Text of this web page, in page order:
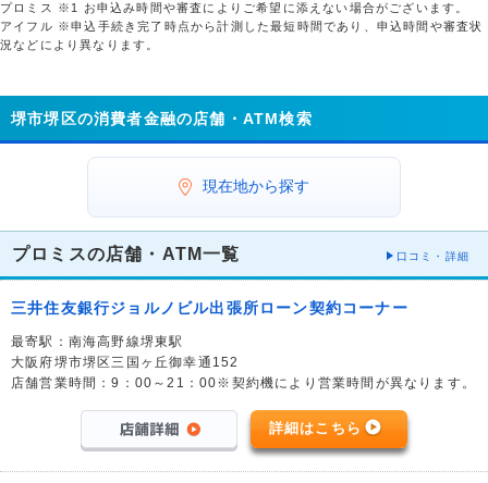
プロミス ※1 お申込み時間や審査によりご希望に添えない場合がございます。
アイフル ※申込手続き完了時点から計測した最短時間であり、申込時間や審査状
況などにより異なります。
堺市堺区の消費者金融の店舗・ATM検索
現在地から探す
プロミスの店舗・ATM一覧 口コミ・詳細
三井住友銀行ジョルノビル出張所ローン契約コーナー
最寄駅：南海高野線堺東駅
大阪府堺市堺区三国ヶ丘御幸通152
店舗営業時間：9：00～21：00※契約機により営業時間が異なります。
詳細はこちら